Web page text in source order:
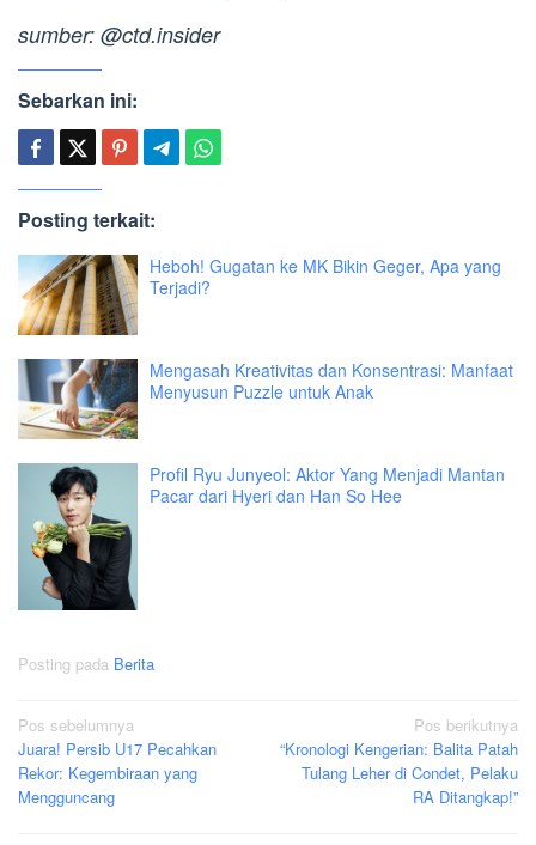
sumber: @ctd.insider
Sebarkan ini:
Posting terkait:
Heboh! Gugatan ke MK Bikin Geger, Apa yang
Terjadi?
Mengasah Kreativitas dan Konsentrasi: Manfaat
Menyusun Puzzle untuk Anak
Profil Ryu Junyeol: Aktor Yang Menjadi Mantan
Pacar dari Hyeri dan Han So Hee
Posting pada Berita
Navigasi
pos
Pos sebelumnya
Juara! Persib U17 Pecahkan
Rekor: Kegembiraan yang
Mengguncang
Pos berikutnya
“Kronologi Kengerian: Balita Patah
Tulang Leher di Condet, Pelaku
RA Ditangkap!”